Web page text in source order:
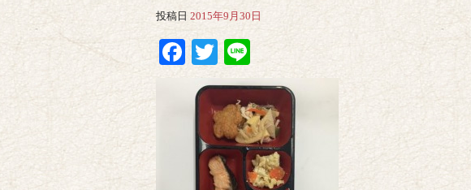
投稿日 2015年9月30日
Facebook
Twitter
Line